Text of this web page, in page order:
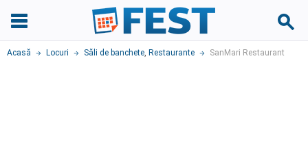
Acasă Locuri Săli de banchete, Restaurante SanMari Restaurant